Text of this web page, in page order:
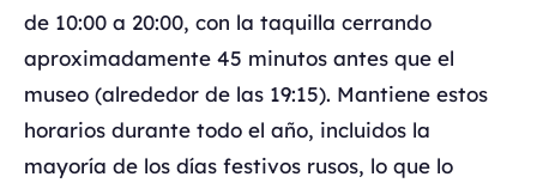
de 10:00 a 20:00, con la taquilla cerrando
aproximadamente 45 minutos antes que el
museo (alrededor de las 19:15). Mantiene estos
horarios durante todo el año, incluidos la
mayoría de los días festivos rusos, lo que lo